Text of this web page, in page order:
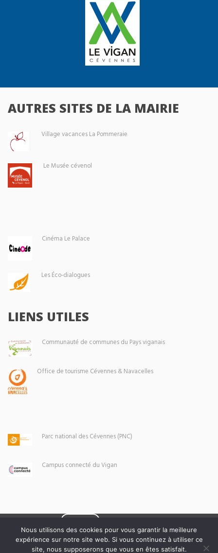
AUTRES SITES DE LA MAIRIE
Village vacances La Pommeraie
Le Musée cévenol
Cinéma Le Palace
Les Éco-dialogues
LIENS UTILES
Communauté de communes du Pays viganais
Office de tourisme Cévennes & Navacelles
Parc national des Cévennes (PNC)
Campus connecté du Vigan
Mentions légales
Nous utilisons des cookies pour vous garantir la meilleure
expérience sur notre site web. Si vous continuez à utiliser ce
site, nous supposerons que vous en êtes satisfait.